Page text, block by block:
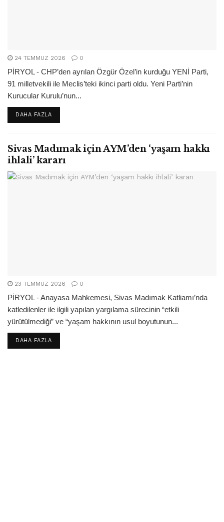
24 TEMMUZ 2026 0
PİRYOL - CHP’den ayrılan Özgür Özel’in kurduğu YENİ Parti,
91 milletvekili ile Meclis’teki ikinci parti oldu. Yeni Parti’nin
Kurucular Kurulu’nun...
DAHA FAZLADETAILS
Sivas Madımak için AYM’den ‘yaşam hakkı
ihlali’ kararı
23 TEMMUZ 2026 0
PİRYOL - Anayasa Mahkemesi, Sivas Madımak Katliamı’nda
katledilenler ile ilgili yapılan yargılama sürecinin “etkili
yürütülmediği” ve “yaşam hakkının usul boyutunun...
DAHA FAZLADETAILS